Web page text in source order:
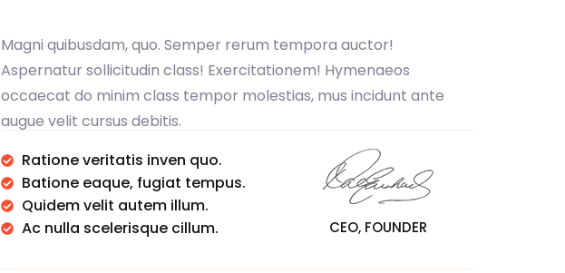
Magni quibusdam, quo. Semper rerum tempora auctor!
Aspernatur sollicitudin class! Exercitationem! Hymenaeos
occaecat do minim class tempor molestias, mus incidunt ante
augue velit cursus debitis.
Ratione veritatis inven quo.
Batione eaque, fugiat tempus.
Quidem velit autem illum.
Ac nulla scelerisque cillum.
CEO, FOUNDER